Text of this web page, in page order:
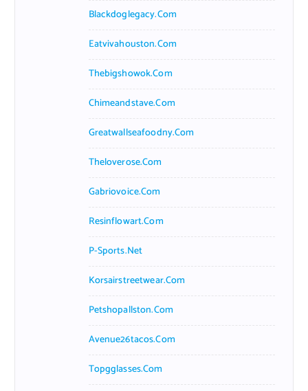
Blackdoglegacy.com
Eatvivahouston.com
Thebigshowok.com
Chimeandstave.com
Greatwallseafoodny.com
Theloverose.com
Gabriovoice.com
Resinflowart.com
P-Sports.net
Korsairstreetwear.com
Petshopallston.com
Avenue26tacos.com
Topgglasses.com